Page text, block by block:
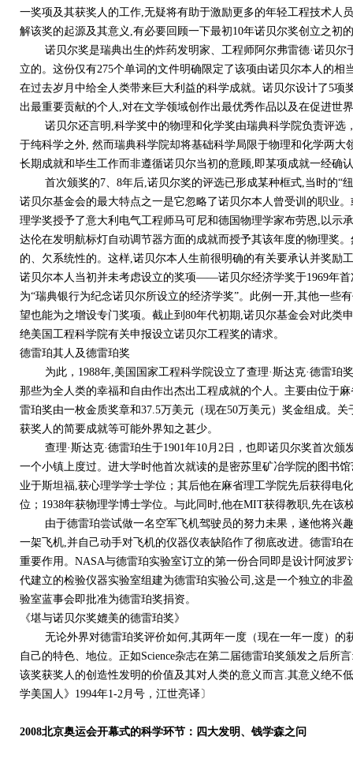
一奖项及其获奖人的工作,无疑将有助于激励更多的年轻工程技术人
解该奖的起源及其意义,有必要回顾一下最初10年诺贝尔奖创立之初
诺贝尔奖是瑞典出生的炸药发明家、工程师阿尔弗雷德·诺贝尔
立的。这份仅有275个单词的文件明确限定了该项由诺贝尔本人的
在过去岁月中给全人类带来巨大利益的科学成就。诺贝尔设计了5项
出最重要贡献的个人,对在文学领域创作出最优秀作品以及在促进世
诺贝尔还言明,科学奖中的物理和化学奖由瑞典科学院负责评选
于纯科学之外, 然而瑞典科学院却将基础科学局限于物理和化学两
长期成就和毕生工作而非遵循诺贝尔当初的意顾,即某项成就一经确
首次颁奖的7、8年后,诺贝尔奖的评选已形成某种框式,当时的“
诺贝尔基金会的最大特点之一是它忽略了诺贝尔本人曾受训的职业
理学奖授予了意大利电气工程师马可尼和德国物理学家布劳恩,以示
达伦在发明航标灯自动调节器方面的成就而授予其该年度的物理奖
的、欠系统性的。这样,诺贝尔本人生前很明确的有关要承认并奖励
诺贝尔本人当初并未考虑设立的奖项——诺贝尔经济学奖于1969年
为“瑞典银行为纪念诺贝尔所设立的经济学奖”。此例一开,其他一些
望也能为之增设专门奖项。截止到80年代初期,诺贝尔基金会对此类
绝美国工程科学院有关申报设立诺贝尔工程奖的请求。
德雷珀其人及德雷珀奖
为此，1988年,美国国家工程科学院设立了查理·斯达克·德雷珀
那些为全人类的幸福和自由作出杰出工程成就的个人。主要由位于
雷珀奖由一枚金质奖章和37.5万美元（现在50万美元）奖金组成。
获奖人的简要成就等可能外界知之甚少。
查理·斯达克·德雷珀生于1901年10月2日，也即诺贝尔奖首次颁
一个小镇上度过。进大学时他首次就读的是密苏里矿冶学院的图书
业于斯坦福,获心理学学士学位；其后他在麻省理工学院先后获得电
位；1938年获物理学博士学位。与此同时,他在MIT获得教职,先在该
由于德雷珀尝试做一名空军飞机驾驶员的努力未果，遂他将兴
一架飞机,并自己动手对飞机的仪器仪表缺陷作了彻底改进。德雷珀
重要作用。NASA与德雷珀实验室订立的第一份合同即是设计阿波
代建立的检验仪器实验室组建为德雷珀实验公司,这是一个独立的非
验室蓝事会即批准为德雷珀奖捐资。
《堪与诺贝尔奖媲美的德雷珀奖》
无论外界对德雷珀奖评价如何,其两年一度（现在一年一度）的
自己的特色、地位。正如Science杂志在第二届德雷珀奖颁发之后所
该奖获奖人的创造性发明的价值及其对人类的意义而言.其意义绝不
学美国人》1994年1-2月号，江世亮译〕
2008北京奥运会开幕式的科学环节：四大发明、钱学森之问